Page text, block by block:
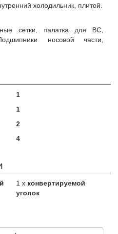
холодильник, плитой.
сетки, палатка для ВС,
носовой части,
1
1
2
4
1 x конвертируемой
уголок